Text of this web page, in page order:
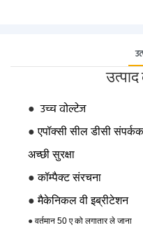
● उच्च वोल्टेज
●एपॉक्सी सील डीसी
अच्छी सुरक्षा
●कॉम्पैक्ट संरचना
●मैकेनिकल वीइब्रीटेशन
● वर्तमान 50 ए को लगातार ले जाना